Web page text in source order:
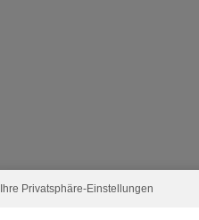
Ihre Privatsphäre-Einstellungen